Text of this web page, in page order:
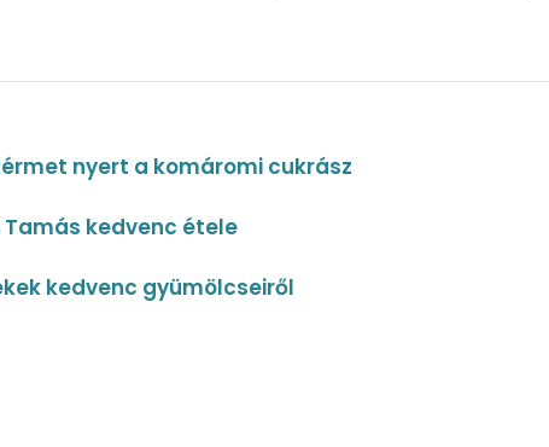
nyert a komáromi cukrász
kedvenc étele
kedvenc gyümölcseiről